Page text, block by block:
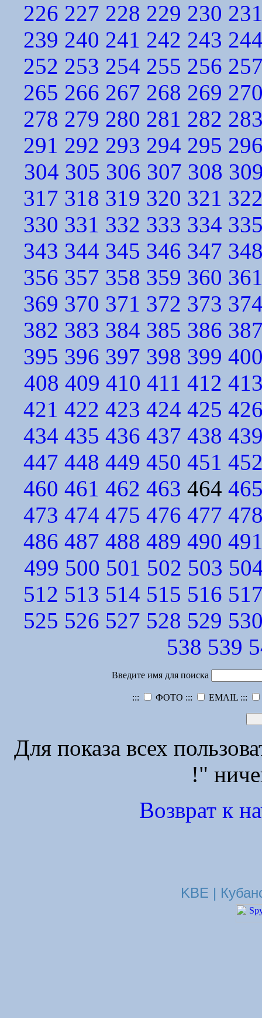
226 227 228 229 230
239 240 241 242 243
252 253 254 255 256
265 266 267 268 269
278 279 280 281 282
291 292 293 294 295
304 305 306 307 308
317 318 319 320 321
330 331 332 333 334
343 344 345 346 347
356 357 358 359 360
369 370 371 372 373
382 383 384 385 386
395 396 397 398 399
408 409 410 411 412
421 422 423 424 425
434 435 436 437 438
447 448 449 450 451
460 461 462 463 464
473 474 475 476 477
486 487 488 489 490
499 500 501 502 503
512 513 514 515 516
525 526 527 528 529
538 539
Введите имя для поиска
::: ФОТО ::: EMAIL :::
Для показа всех
!"
Возврат к
KBE |